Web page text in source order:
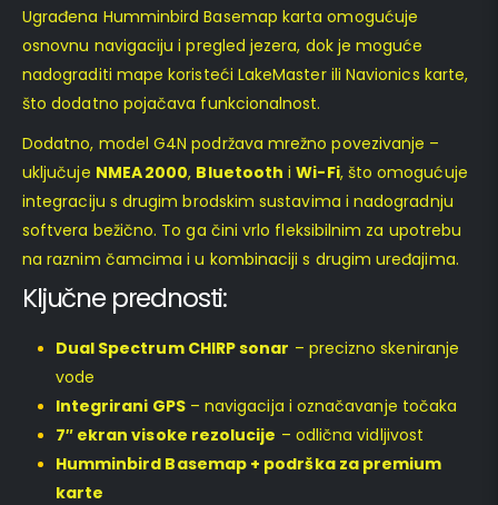
Ugrađena Humminbird Basemap karta omogućuje
osnovnu navigaciju i pregled jezera, dok je moguće
nadograditi mape koristeći LakeMaster ili Navionics karte,
što dodatno pojačava funkcionalnost.
Dodatno, model G4N podržava mrežno povezivanje –
uključuje NMEA 2000, Bluetooth iWi-Fi, što omogućuje
integraciju s drugim brodskim sustavima i nadogradnju
softvera bežično. To ga čini vrlo fleksibilnim za upotrebu
na raznim čamcima i u kombinaciji s drugim uređajima.
Ključne prednosti:
Dual Spectrum CHIRP sonar – precizno skeniranje
vode
Integrirani GPS– navigacija i označavanje točaka
7″ ekran visoke rezolucije – odlična vidljivost
Humminbird Basemap + podrška za premium
karte